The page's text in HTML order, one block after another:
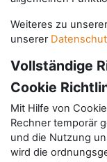
Weiteres zu
unserer
Vollständige
Cookie
Mit Hilfe von
Rechner temporär
und die Nutzung
wird die